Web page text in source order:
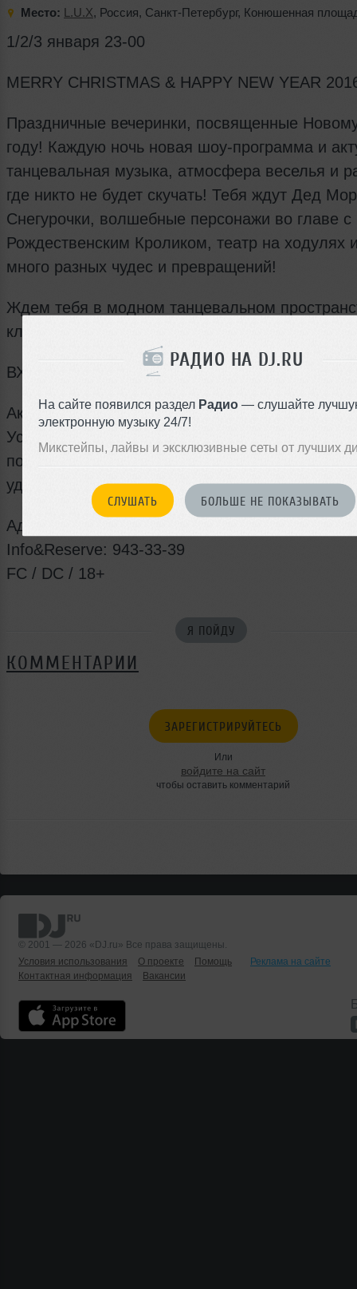
РАДИО НА DJ.RU
На сайте появился раздел Радио — слушайте
электронную музыку 24/7!
Микстейпы, лайвы и эксклюзивные сеты от лучших
СЛУШАТЬ БОЛЬШЕ НЕ ПОКАЗЫВАТЬ
Место: L.U.X, Россия, Санкт-Петербург, Конюшенная
1/2/3 января 23-00
MERRY CHRISTMAS & HAPPY NEW YEAR
Праздничные вечеринки, посвященные
году! Каждую ночь новая шоу-программа и
танцевальная музыка, атмосфера веселья и
где никто не будет скучать! Тебя ждут Дед
Снегурочки, волшебные персонажи во главе с
Рождественским Кроликом, театр на ходулях
много разных чудес и превращений!
Ждем тебя в модном танцевальном
клубе L.U.X! У нас всегда супер!
ВХОД СВОБОДНЫЙ!
Акция «День Рождения в Клубе L.U.X»
Условия Акции: За неделю до Дня рождения
после беспрецедентный подарок от
удвоение суммы вашего депозита!!!
Адрес: Санкт-Петербург, наб. канала
Info&Reserve: 943-33-39
FC / DC / 18+
Я ПОЙДУ
КОММЕНТАРИИ
ЗАРЕГИСТРИРУЙТЕСЬ
Или
войдите на сайт
чтобы оставить комментарий
© 2001 — 2026 «DJ.ru» Все права защищены.
Условия использования
О проекте Помощь
Реклама на сайте
Контактная информация
Вакансии